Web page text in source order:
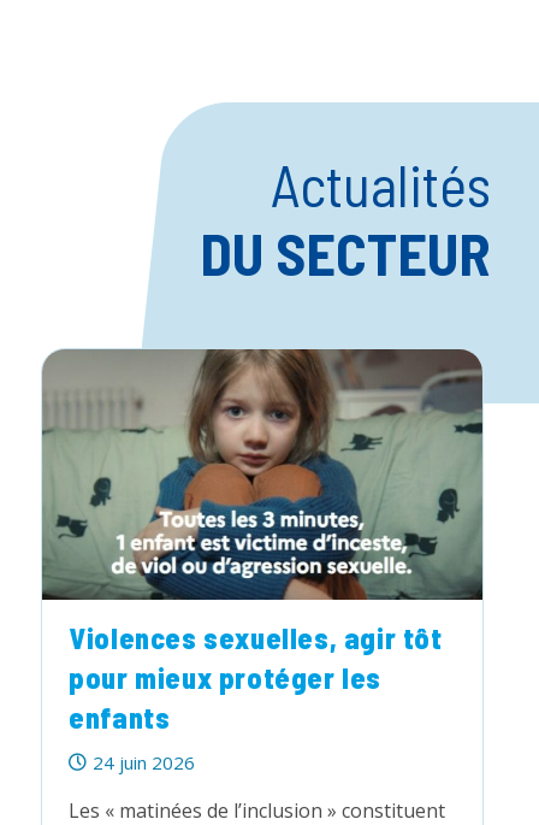
Actualités
DU SECTEUR
Violences sexuelles, agir tôt
pour mieux protéger les
enfants
Publication
24 juin 2026
Les « matinées de l’inclusion » constituent